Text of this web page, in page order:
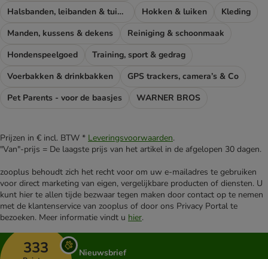
Halsbanden, leibanden & tuigen
Hokken & luiken
Kleding
Manden, kussens & dekens
Reiniging & schoonmaak
Hondenspeelgoed
Training, sport & gedrag
Voerbakken & drinkbakken
GPS trackers, camera’s & Co
Pet Parents - voor de baasjes
WARNER BROS
Prijzen in € incl. BTW * Leveringsvoorwaarden.
"Van"-prijs = De laagste prijs van het artikel in de afgelopen 30 dagen.
zooplus behoudt zich het recht voor om uw e-mailadres te gebruiken
voor direct marketing van eigen, vergelijkbare producten of diensten. U
kunt hier te allen tijde bezwaar tegen maken door contact op te nemen
met de klantenservice van zooplus of door ons Privacy Portal te
bezoeken. Meer informatie vindt u hier.
333 Nieuwsbrief